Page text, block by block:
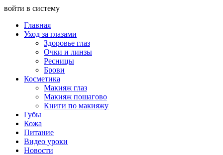
войти в систему
Главная
Уход за глазами
Здоровье глаз
Очки и линзы
Ресницы
Брови
Косметика
Макияж глаз
Макияж пошагово
Книги по макияжу
Губы
Кожа
Питание
Видео уроки
Новости